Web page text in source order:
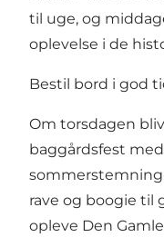
til uge, og
oplevelse i de
Bestil bord i god
Om torsdagen
baggårdsfest med
rave og boogie til
opleve Den